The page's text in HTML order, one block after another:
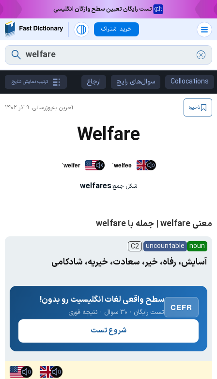
تست رایگان تعیین سطح واژگان انگلیسی
خرید اشتراک
Collocations سوال‌های رایج ارجاع ترتیب نمایش نتایج
آخرین به‌روزرسانی: ۹ آذر ۱۴۰۲ ذخیره
Welfare
ˈwelfer ˈwelfeə
شکل جمع:welfares
معنی welfare | جمله با welfare
noun
uncountable
C2
آسایش، رفاه، خیر، سعادت، خیریه، شادکامی
CEFR
سطح واقعی لغات انگلیسیت رو بدون!
تست رایگان · ۳۰ سوال · نتیجه فوری
شروع تست